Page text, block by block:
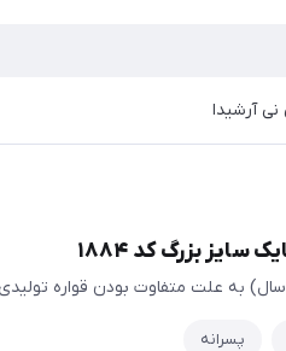
آرشیدا
سایز بزرگ کد ۱۸۸۴
پسرانه